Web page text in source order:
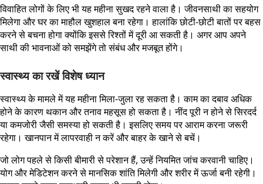
विवाहित लोगों के लिए भी यह महीना सुखद रहने वाला है। जीवनसाथी का सहयोग
मिलेगा और घर का माहौल खुशहाल बना रहेगा। हालांकि छोटी-छोटी बातों पर बहस
करने से बचना होगा क्योंकि इससे रिश्तों में दूरी आ सकती है। अगर आप अपने
साथी की भावनाओं को समझेंगे तो संबंध और मजबूत होंगे।
स्वास्थ्य का रखें विशेष ध्यान
स्वास्थ्य के मामले में यह महीना मिला-जुला रह सकता है। काम का दबाव अधिक
होने के कारण थकान और तनाव महसूस हो सकता है। नींद पूरी न होने से सिरदर्द
या कमजोरी जैसी समस्या हो सकती है। इसलिए समय पर आराम करना जरूरी
रहेगा। खानपान में लापरवाही न करें और बाहर के खाने से बचें।
जो लोग पहले से किसी बीमारी से परेशान हैं, उन्हें नियमित जांच करवानी चाहिए।
योग और मेडिटेशन करने से मानसिक शांति मिलेगी और शरीर में ऊर्जा बनी रहेगी।